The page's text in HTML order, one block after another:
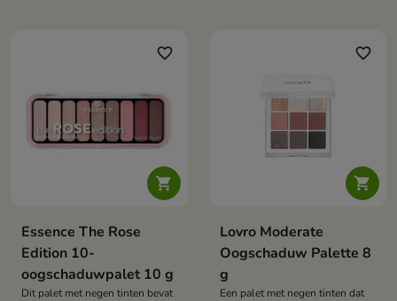
looks voor overdag als gedurfde
looks voor overdag als gedurfde

favorite_border
Essence The Rose
Edition 10-
oogschaduwpalet 10 g
Dit palet met negen tinten bevat

favorite_border
Lovro Moderate
Oogschaduw Palette 8
g
Een palet met negen tinten dat